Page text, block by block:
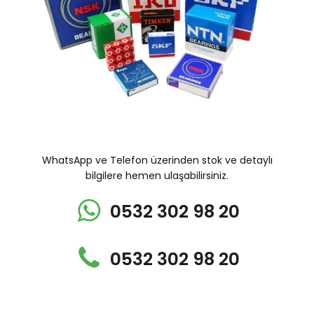
WhatsApp ve Telefon üzerinden stok ve detaylı
bilgilere hemen ulaşabilirsiniz.
0532 302 98 20
0532 302 98 20